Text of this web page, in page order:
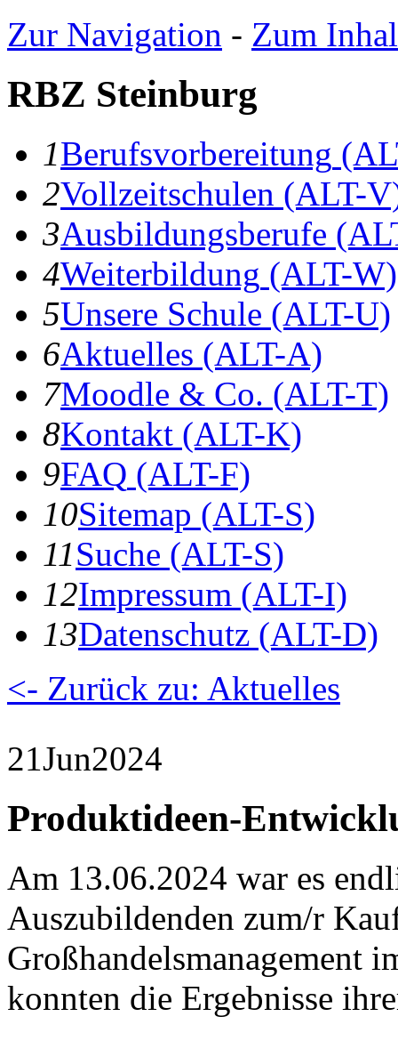
Zur Navigation - Zum
RBZ Steinburg
1Berufsvorbereitung
2Vollzeitschulen (ALT-
3Ausbildungsberufe
4Weiterbildung (ALT-W)
5Unsere Schule (ALT-U)
6Aktuelles (ALT-A)
7Moodle & Co. (ALT-T)
8Kontakt (ALT-K)
9FAQ (ALT-F)
10Sitemap (ALT-S)
11Suche (ALT-S)
12Impressum (ALT-I)
13Datenschutz (ALT-D)
<- Zurück zu: Aktuelles
21Jun2024
Produktideen-
Am 13.06.2024 war es
Auszubildenden zum/r
Großhandelsmanagement
konnten die Ergebnisse